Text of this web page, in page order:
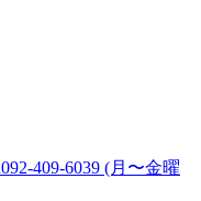
092-409-6039 (月〜金曜